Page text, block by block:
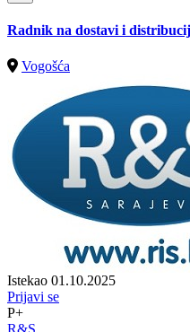
Radnik na dostavi i
Vogošća
Istekao 01.10.2025
Prijavi se
P+
R&S